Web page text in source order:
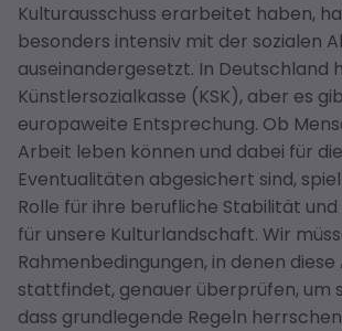
Kulturausschuss erarbeitet haben,
besonders intensiv mit der sozialen
auseinandergesetzt. In Deutschland
Künstlersozialkasse (KSK), aber es
europaweite Entsprechung. Ob
Arbeit leben können und dabei für
Eventualitäten abgesichert sind,
Rolle für ihre berufliche Stabilität
für unsere Kulturlandschaft. Wir
Rahmenbedingungen, in denen
stattfindet, genauer überprüfen, um
dass grundlegende Regeln